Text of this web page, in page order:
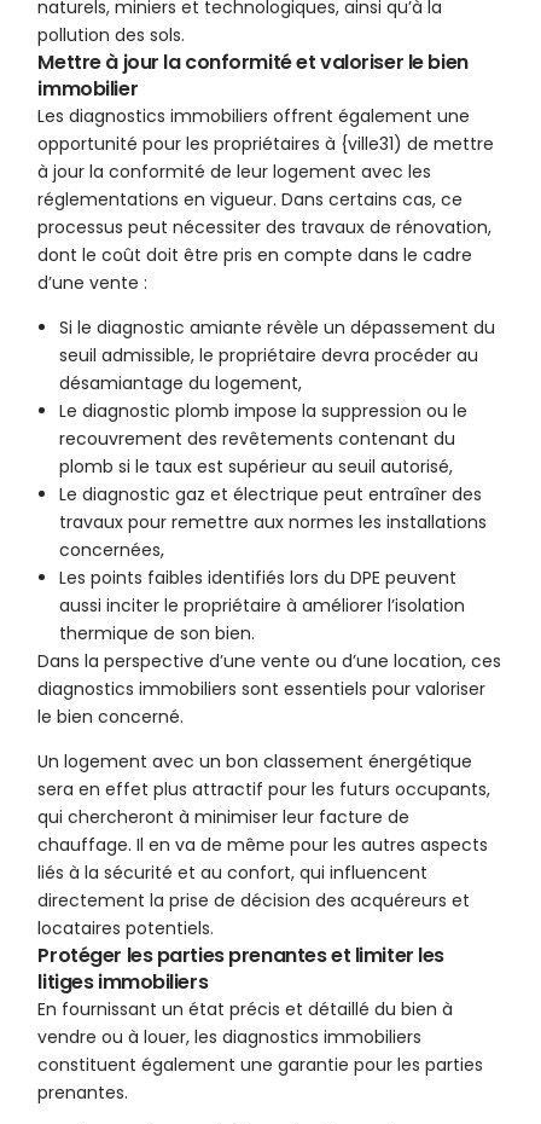
naturels, miniers et technologiques, ainsi qu’à la
pollution des sols.
Mettre à jour la conformité et valoriser le bien
immobilier
Les diagnostics immobiliers offrent également une
opportunité pour les propriétaires à {ville31) de mettre
à jour la conformité de leur logement avec les
réglementations en vigueur. Dans certains cas, ce
processus peut nécessiter des travaux de rénovation,
dont le coût doit être pris en compte dans le cadre
d’une vente :
Si le diagnostic amiante révèle un dépassement du
seuil admissible, le propriétaire devra procéder au
désamiantage du logement,
Le diagnostic plomb impose la suppression ou le
recouvrement des revêtements contenant du
plomb si le taux est supérieur au seuil autorisé,
Le diagnostic gaz et électrique peut entraîner des
travaux pour remettre aux normes les installations
concernées,
Les points faibles identifiés lors du DPE peuvent
aussi inciter le propriétaire à améliorer l’isolation
thermique de son bien.
Dans la perspective d’une vente ou d’une location, ces
diagnostics immobiliers sont essentiels pour valoriser
le bien concerné.
Un logement avec un bon classement énergétique
sera en effet plus attractif pour les futurs occupants,
qui chercheront à minimiser leur facture de
chauffage. Il en va de même pour les autres aspects
liés à la sécurité et au confort, qui influencent
directement la prise de décision des acquéreurs et
locataires potentiels.
Protéger les parties prenantes et limiter les
litiges immobiliers
En fournissant un état précis et détaillé du bien à
vendre ou à louer, les diagnostics immobiliers
constituent également une garantie pour les parties
prenantes.